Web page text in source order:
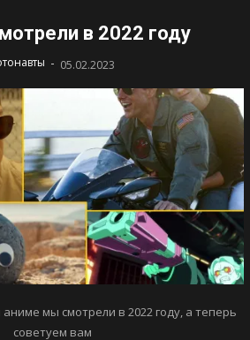
в 2022 году
- 05.02.2023
мы смотрели в 2022 году, а теперь
советуем вам